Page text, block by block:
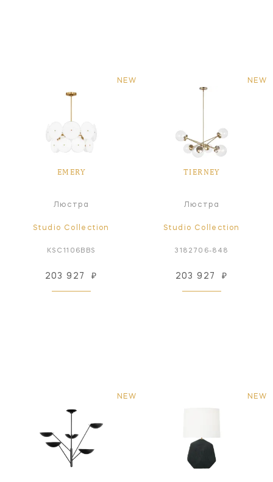
NEW
EMERY
Люстра
Studio Collection
KSC1106BBS
203 927 ₽
NEW
TIERNEY
Люстра
Studio Collection
3182706-848
203 927 ₽
NEW NEW